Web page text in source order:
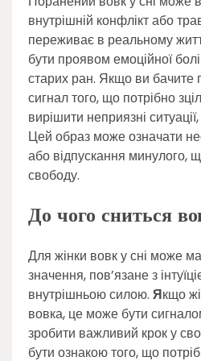
внутрішній конфлікт або
переживає в реальному
бути проявом емоційної
старих ран. Якщо ви бачите
сигнал того, що потрібно
вирішити неприязні
Цей образ може означати
або відпускання минулого,
свободу.
До чого сниться
Для жінки вовк у сні може
значення, пов’язане з
внутрішньою силою. Якщо
вовка, це може бути
зробити важливий крок у
бути ознакою того, що